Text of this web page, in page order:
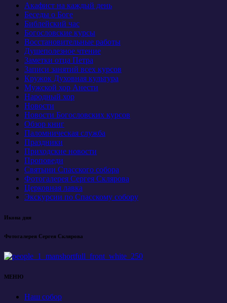
Акафист на каждый день
Беседы о Боге
Библейский час
Богословские курсы
Восстановительные работы
Душеполезное чтение
Заметки отца Петра
Записи занятий всех курсов
Кружок Духовная культура
Мужской хор Анести
Народный хор
Новости
Новости Богословских курсов
Обзор книг
Паломническая служба
Праздники
Приходские новости
Проповеди
Святыни Спасского собора
Фотогалерея Сергея Склярова
Церковная лавка
Экскурсии по Спасскому собору
Икона дня
Фотогалерея Сергея Склярова
МЕНЮ
Наш собор